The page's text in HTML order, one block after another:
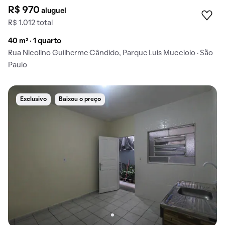
R$ 970aluguel
R$ 1.012 total
40 m² · 1 quarto
Rua Nicolino Guilherme Cândido, Parque Luis Mucciolo · São
Paulo
Exclusivo Baixou o preço